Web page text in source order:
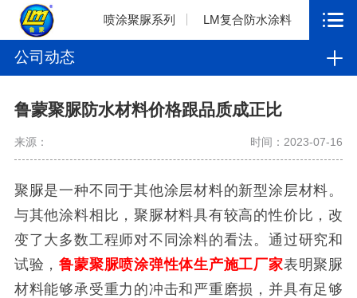
喷涂聚脲系列 LM复合防水涂料
公司动态
鲁蒙聚脲防水材料价格跟品质成正比
来源： 时间：2023-07-16
聚脲是一种不同于其他涂层材料的新型涂层材料。
与其他涂料相比，聚脲材料具有较高的性价比，改
变了大多数工程师对不同涂料的看法。通过研究和
试验，鲁蒙聚脲喷涂弹性体生产施工厂家表明聚脲
材料能够承受重力的冲击和严重磨损，并具有足够